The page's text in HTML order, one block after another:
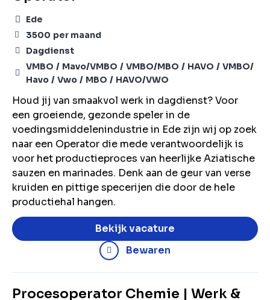
Ede
3500 per maand
Dagdienst
VMBO
Mavo/VMBO VMBO/MBO HAVO
VMBO/
Havo
Vwo MBO HAVO/VWO
Houd jij van smaakvol werk in dagdienst? Voor
een groeiende, gezonde speler in de
voedingsmiddelenindustrie in Ede zijn wij op zoek
naar een Operator die mede verantwoordelijk is
voor het productieproces van heerlijke Aziatische
sauzen en marinades. Denk aan de geur van verse
kruiden en pittige specerijen die door de hele
productiehal hangen.
Bekijk vacature
Bewaren
Procesoperator Chemie | Werk &